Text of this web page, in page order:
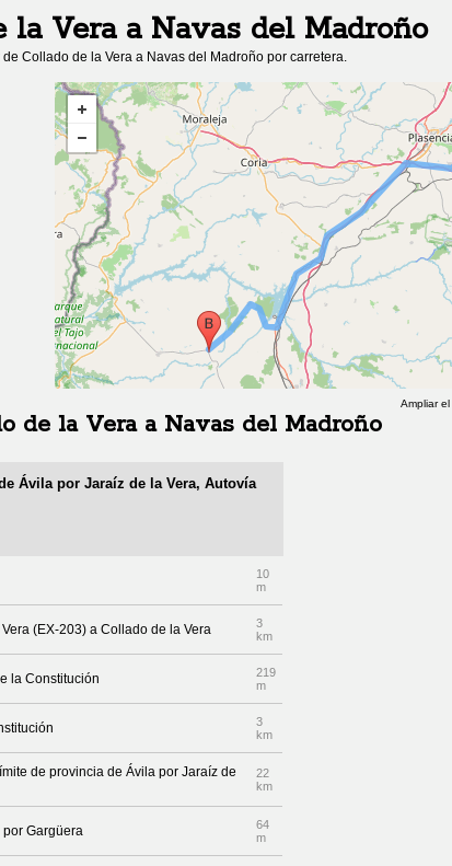
la Veraa Navas del Madroño
de Collado de la Vera a Navas del Madroño por carretera.
Ampliar el
de la Veraa Navas del Madroño
Ávila por Jaraíz de la Vera, Autovía
10
m
(EX-203) a Collado de la Vera
3
km
la Constitución
219
m
3
km
de provincia de Ávila por Jaraíz de
22
km
Gargüera
64
m